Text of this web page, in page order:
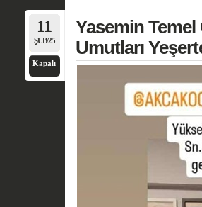
11
ŞUB/25
Kapalı
Yasemin Temel
Umutları